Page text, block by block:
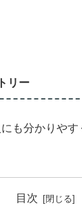
リー
も分かりや
目次